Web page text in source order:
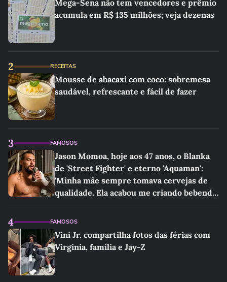
Mega-Sena não tem vencedores e prêmio
acumula em R$ 135 milhões; veja dezenas
2 RECEITAS
Mousse de abacaxi com coco: sobremesa
saudável, refrescante e fácil de fazer
3 FAMOSOS
Jason Momoa, hoje aos 47 anos, o Blanka
de 'Street Fighter' e eterno 'Aquaman':
'Minha mãe sempre tomava cervejas de
qualidade. Ela acabou me criando bebendo
4 FAMOSOS
Vini Jr. compartilha fotos das férias com
Virginia, família e Jay-Z